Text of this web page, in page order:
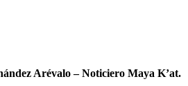
Arévalo – Noticiero Maya K’at.